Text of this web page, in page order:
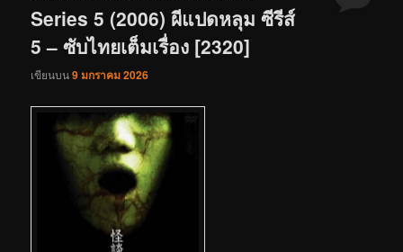
Series 5 (2006) ผีแปดหลุม ซีรีส์
5 – ซับไทยเต็มเรื่อง [2320]
เขียนบน9 มกราคม 2026